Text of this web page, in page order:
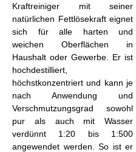
Kraftreiniger mit seiner
natürlichen Fettlösekraft eignet
sich für alle harten und
weichen Oberflächen in
Haushalt oder Gewerbe. Er ist
hochdestilliert,
höchstkonzentriert und kann je
nach Anwendung und
Verschmutzungsgrad sowohl
pur als auch mit Wasser
verdünnt 1:20 bis 1:500
angewendet werden. So ist er